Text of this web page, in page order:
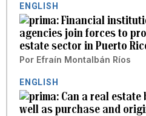
ENGLISH
Financial
agencies join forces to
estate sector in Puerto
Por Efraín Montalbán Ríos
ENGLISH
Can a real estate
well as purchase and